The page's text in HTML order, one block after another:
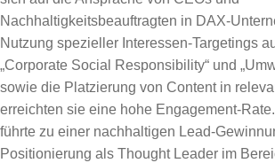
Nachhaltigkeitsbeauftragten in DAX-
Nutzung spezieller Interessen-Targetings
„Corporate Social Responsibility“ und
sowie die Platzierung von Content in
erreichten sie eine hohe Engagement-
führte zu einer nachhaltigen Lead-
Positionierung als Thought Leader im